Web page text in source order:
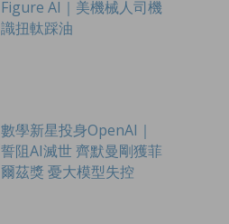
Figure AI｜美機械人司機
識扭軚踩油
數學新星投身OpenAI｜
誓阻AI滅世 齊默曼剛獲菲
爾茲獎 憂大模型失控